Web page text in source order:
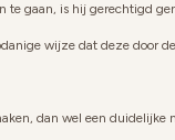
gaan, is hij gerechtigd
wijze dat deze door
dan wel een